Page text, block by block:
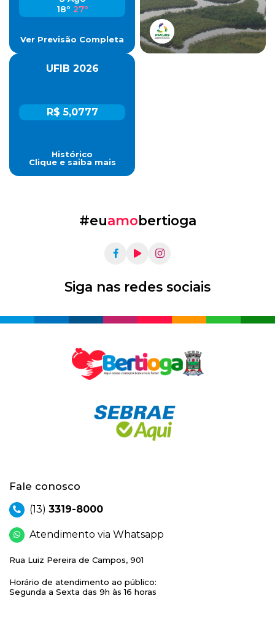
18º 27º
Ver Previsão Completa
UFIB 2026
R$ 5,0777
Histórico
Clique e saiba mais
#euamobertioga
Siga nas redes sociais
Fale conosco
(13) 3319-8000
Atendimento via Whatsapp
Rua Luiz Pereira de Campos, 901
Horário de atendimento ao público:
Segunda a Sexta das 9h às 16 horas